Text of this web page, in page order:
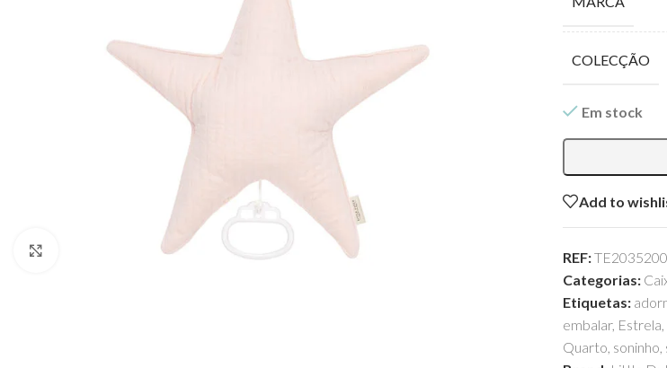
COLECÇÃO
Em stock
Add to
REF:
Categorias:
Etiquetas:
embalar, Estrela,
Quarto, soninho,